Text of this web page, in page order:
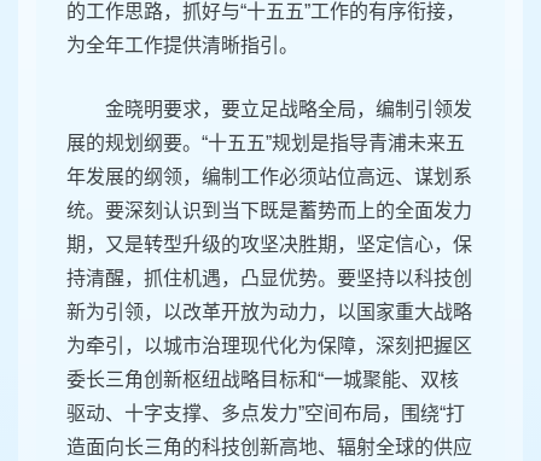
的工作思路，抓好与“十五五”工作的有序衔接，
为全年工作提供清晰指引。
金晓明要求，要立足战略全局，编制引领发
展的规划纲要。“十五五”规划是指导青浦未来五
年发展的纲领，编制工作必须站位高远、谋划系
统。要深刻认识到当下既是蓄势而上的全面发力
期，又是转型升级的攻坚决胜期，坚定信心，保
持清醒，抓住机遇，凸显优势。要坚持以科技创
新为引领，以改革开放为动力，以国家重大战略
为牵引，以城市治理现代化为保障，深刻把握区
委长三角创新枢纽战略目标和“一城聚能、双核
驱动、十字支撑、多点发力”空间布局，围绕“打
造面向长三角的科技创新高地、辐射全球的供应